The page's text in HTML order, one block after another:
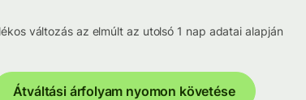
változás az elmúlt az utolsó 1 nap adatai alapján
Átváltási árfolyam nyomon követése